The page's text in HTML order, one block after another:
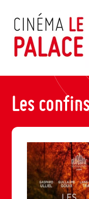
contenu
Les